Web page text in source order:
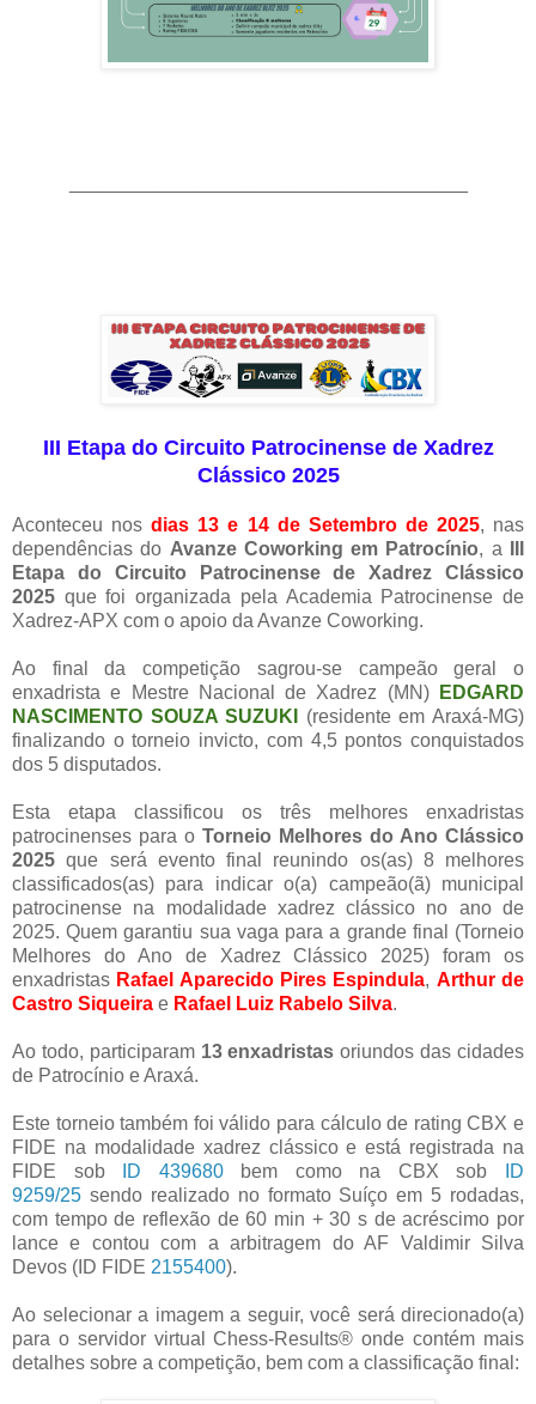
III Etapa do Circuito Patrocinense de Xadrez
Clássico 2025
Aconteceu nosdias 13 e 14 de Setembro de 2025, nas
dependências do Avanze Coworking em Patrocínio, a
Etapa do Circuito Patrocinense de Xadrez Clássico
2025 que foi organizada pela Academia Patrocinense de
Xadrez-APX com o apoio da Avanze Coworking.
Ao final da competição sagrou-se campeão geral o
enxadrista e Mestre Nacional de Xadrez (MN)
EDGARD
NASCIMENTO SOUZA SUZUKI
(residente em Araxá-MG)
finalizando o torneio invicto, com 4,5 pontos conquistados
dos 5 disputados.
Esta etapa classificou os três melhores enxadristas
patrocinenses para o Torneio Melhores do Ano Clássico
2025 que será evento final reunindo os(as) 8 melhores
classificados(as) para indicar o(a) campeão(ã) municipal
patrocinense na modalidade xadrez clássico no ano de
2025. Quem garantiu sua vaga para a grande final (Torneio
Melhores do Ano de Xadrez Clássico 2025) foram os
enxadristas Rafael Aparecido Pires Espindula, Arthur de
Castro Siqueira e Rafael Luiz Rabelo Silva.
Ao todo, participaram 13 enxadristas oriundos das cidades
de Patrocínio e Araxá.
Este torneio também foi válido para cálculo de rating CBX e
FIDE na modalidade xadrez clássico e está registrada na
FIDE sob
ID 439680bem como na CBX sob
ID
9259/25 sendo realizado no formato Suíço em 5 rodadas,
com tempo de reflexão de 60 min + 30 s de acréscimo por
lance e contou com a arbitragem do AF Valdimir Silva
Devos (ID FIDE 2155400).
Ao selecionar a imagem a seguir, você será direcionado(a)
para o servidor virtual Chess-Results® onde contém mais
detalhes sobre a competição, bem com a classificação final: